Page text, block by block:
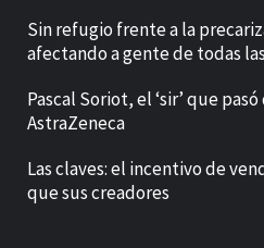
Sin refugio frente a la
afectando a gente de todas
Pascal Soriot, el ‘sir’ que
AstraZeneca
Las claves: el incentivo de
que sus creadores